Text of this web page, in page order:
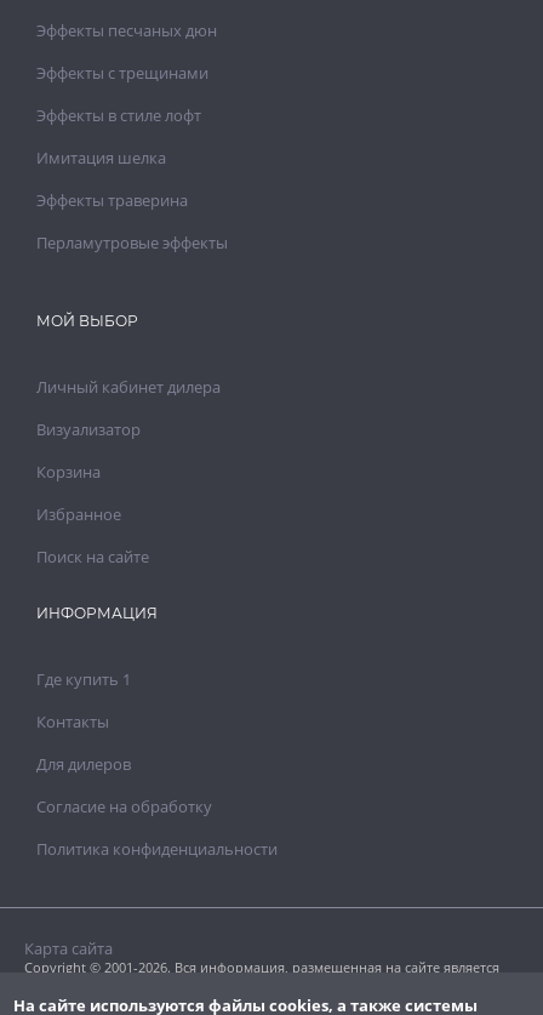
Эффекты песчаных дюн
Эффекты с трещинами
Эффекты в стиле лофт
Имитация шелка
Эффекты траверина
Перламутровые эффекты
МОЙ ВЫБОР
Личный кабинет дилера
Визуализатор
Корзина
Избранное
Поиск на сайте
ИНФОРМАЦИЯ
Где купить 1
Контакты
Для дилеров
Согласие на обработку
Политика конфиденциальности
Copyright © 2001-2026. Вся информация, размещенная на сайте является
Копирование текстовых или графических материалов допускается только
Карта сайта
На сайте используются файлы cookies, а также системы